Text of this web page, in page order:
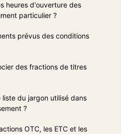
heures d'ouverture des
particulier ?
prévus des conditions
des fractions de titres
du jargon utilisé dans
?
OTC, les ETC et les